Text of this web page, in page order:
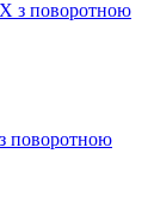
поворотною